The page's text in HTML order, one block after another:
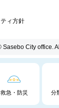
救急・防災 分
ィ方針
Sasebo City office.